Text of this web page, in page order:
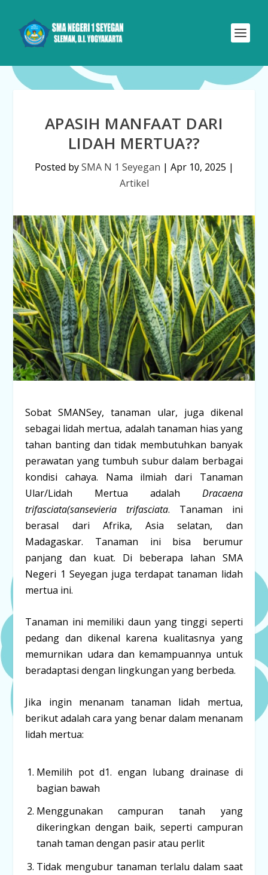
APASIH MANFAAT DARI
LIDAH MERTUA??
Posted bySMA N 1 Seyegan | Apr 10, 2025 |
Artikel
Sobat SMANSey, tanaman ular, juga dikenal
sebagai lidah mertua, adalah tanaman hias yang
tahan banting dan tidak membutuhkan banyak
perawatan yang tumbuh subur dalam berbagai
kondisi cahaya. Nama ilmiah dari Tanaman
Ular/Lidah Mertua adalah Dracaena
trifasciata(sansevieria trifasciata. Tanaman ini
berasal dari Afrika, Asia selatan, dan
Madagaskar. Tanaman ini bisa berumur
panjang dan kuat. Di beberapa lahan SMA
Negeri 1 Seyegan juga terdapat tanaman lidah
mertua ini.
Tanaman ini memiliki daun yang tinggi seperti
pedang dan dikenal karena kualitasnya yang
memurnikan udara dan kemampuannya untuk
beradaptasi dengan lingkungan yang berbeda.
Jika ingin menanam tanaman lidah mertua,
berikut adalah cara yang benar dalam menanam
lidah mertua:
Memilih pot d1. engan lubang drainase di
bagian bawah
Menggunakan campuran tanah yang
dikeringkan dengan baik, seperti campuran
tanah taman dengan pasir atau perlit
Tidak mengubur tanaman terlalu dalam saat